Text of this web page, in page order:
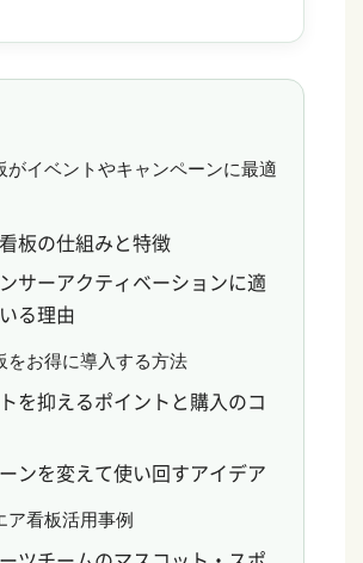
がイベントやキャンペーンに最適
板の仕組みと特徴
サーアクティベーションに適
る理由
をお得に導入する方法
を抑えるポイントと購入のコ
ンを変えて使い回すアイデア
ア看板活用事例